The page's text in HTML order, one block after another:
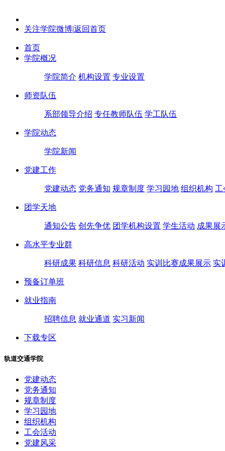
关注学院微博|返回首页
首页
学院概况
学院简介 机构设置 专业设置
师资队伍
系部领导介绍 专任教师队伍 学工队伍
学院动态
学院新闻
党建工作
党建动态 党务通知 规章制度 学习园地 组织机构 工
团学天地
通知公告 创先争优 团学机构设置 学生活动 成果展
高水平专业群
科研成果 科研信息 科研活动 实训比赛成果展示 实
预备订单班
就业指南
招聘信息 就业通道 实习新闻
下载专区
轨道交通学院
党建动态
党务通知
规章制度
学习园地
组织机构
工会活动
党建风采